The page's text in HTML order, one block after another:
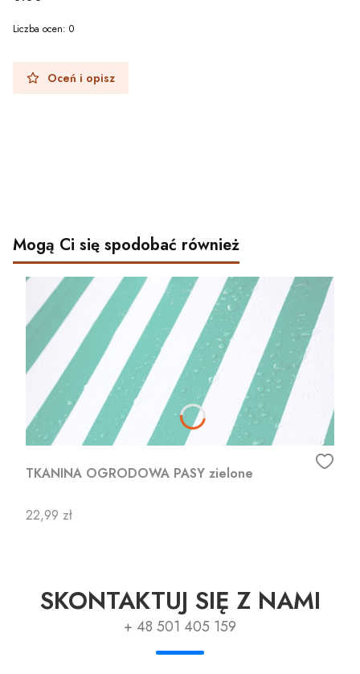
Liczba ocen: 0
Oceń i opisz
Mogą Ci się spodobać również
TKANINA OGRODOWA PASY zielone
Cena
22,99 zł
SKONTAKTUJ SIĘ Z NAMI
+ 48 501 405 159